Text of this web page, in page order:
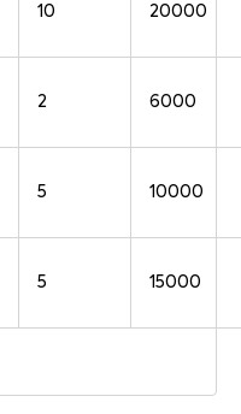
10 20000
2 6000
5 10000
5 15000